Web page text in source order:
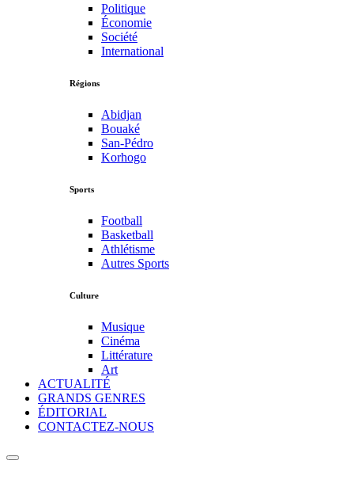
Politique
Économie
Société
International
Régions
Abidjan
Bouaké
San-Pédro
Korhogo
Sports
Football
Basketball
Athlétisme
Autres Sports
Culture
Musique
Cinéma
Littérature
Art
ACTUALITÉ
GRANDS GENRES
ÉDITORIAL
CONTACTEZ-NOUS